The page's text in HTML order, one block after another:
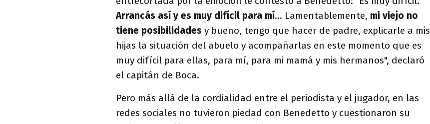
Arrancás así y es muy difícil para mí... Lamentablemente, mi viejo no
tiene posibilidades y bueno, tengo que hacer de padre, explicarle a mis
hijas la situación del abuelo y acompañarlas en este momento que es
muy difícil para ellas, para mí, para mi mamá y mis hermanos", declaró
el capitán de Boca.
Pero más allá de la cordialidad entre el periodista y el jugador, en las
redes sociales no tuvieron piedad con Benedetto y cuestionaron su